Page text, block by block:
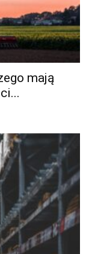
mają